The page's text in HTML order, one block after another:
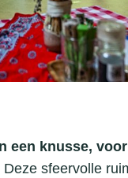
een knusse,
Deze sfeervolle